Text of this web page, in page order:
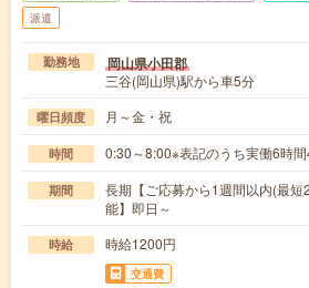
派遣
勤務地 岡山県小田郡
三谷(岡山県)駅から車5分
曜日頻度 月～金・祝
時間 0:30～8:00※表記のうち実働6時間
期間
長期【ご応募から1週間以内(最
能】即日～
時給 時給1200円
交通費